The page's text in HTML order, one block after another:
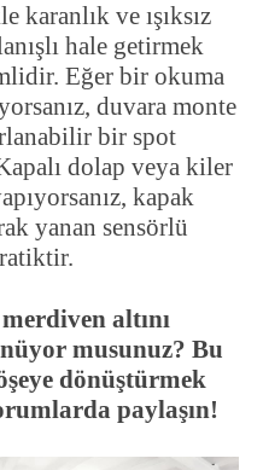
karanlık ve ışıksız
hale getirmek
Eğer bir okuma
duvara monte
bir spot
dolap veya kiler
kapak
yanan sensörlü
altını
musunuz? Bu
dönüştürmek
paylaşın!